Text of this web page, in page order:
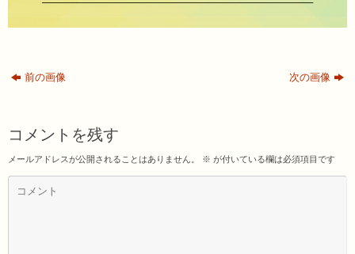
前の画像 次の画像
コメントを残す
メールアドレスが公開されることはありません。 ※ が付いている欄は必須項目です